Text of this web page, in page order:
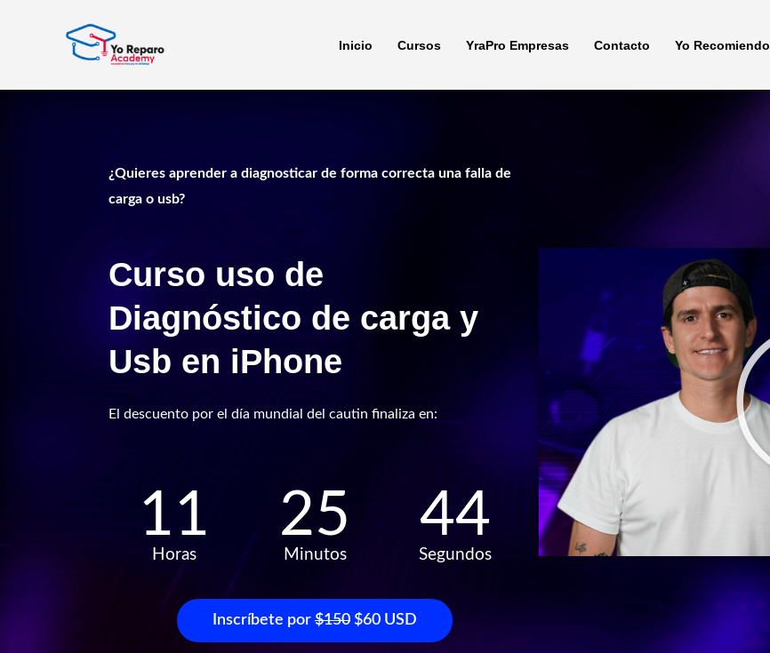
Inicio Cursos YraPro Empresas Contacto Yo Recomiendo
¿Quieres aprender a diagnosticar de forma correcta una falla de
carga o usb?
Curso uso de
Diagnóstico de carga y
Usb en iPhone
El descuento por el día mundial del cautin finaliza en:
11
Horas
25
Minutos
43
Segundos
Inscríbete por $150$60 USD